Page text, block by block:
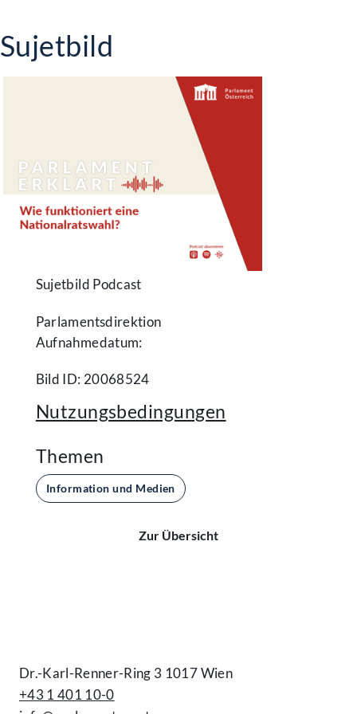
Sujetbild
Sujetbild Podcast
Parlamentsdirektion
Aufnahmedatum:
Bild ID: 20068524
Nutzungsbedingungen
Themen
Information und Medien
Zur Übersicht
Dr.-Karl-Renner-Ring 3 1017 Wien
+43 1 401 10-0